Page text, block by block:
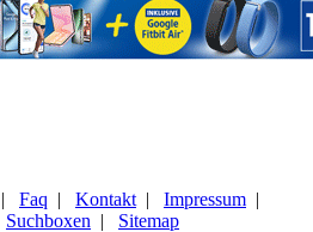
| Faq | Kontakt | Impressum |
Suchboxen | Sitemap